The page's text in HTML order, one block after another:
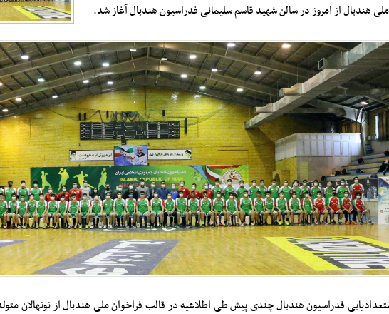
هندبال از امروز در سالن شهید قاسم سلیمانی فدراسیون هندبال آغاز شد.